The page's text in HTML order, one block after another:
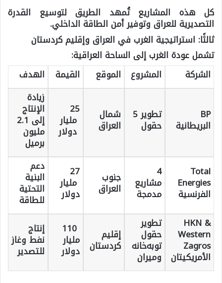
كل هذه المشاريع تُمهد الطريق لتوسيع القدرة
التصديرية للعراق وتوفير أمن الطاقة الداخلي.
ثالثًا: استراتيجية الغرب في العراق وإقليم كردستان
تشمل عودة الغرب إلى الساحة العراقية:
الشركة
المشروع الموقع القيمة الهدف
BP
البريطانية
تطوير 5
حقول
شمال
العراق
25
مليار
دولار
زيادة
الإنتاج
إلى 2.1
مليون
برميل
Total
Energies
الفرنسية
4
مشاريع
مدمجة
جنوب
العراق
27
مليار
دولار
دعم
البنية
التحتية
للطاقة
HKN &
Western
Zagros
الأمريكيتان
تطوير
حقول
توبه‌خانه
ومیران
إقليم
كردستان
110
مليار
دولار
إنتاج
نفط وغاز
للتصدير